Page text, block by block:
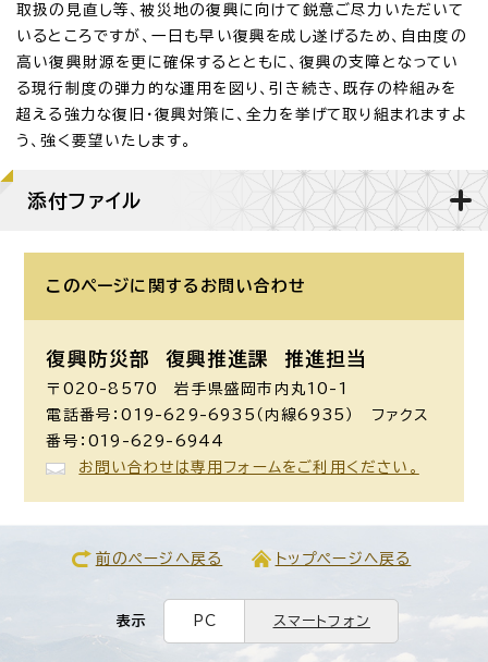
取扱の見直し等、被災地の復興に向けて鋭意ご尽力いただいて
いるところですが、一日も早い復興を成し遂げるため、自由度の
高い復興財源を更に確保するとともに、復興の支障となってい
る現行制度の弾力的な運用を図り、引き続き、既存の枠組みを
超える強力な復旧・復興対策に、全力を挙げて取り組まれますよ
う、強く要望いたします。
添付ファイル
このページに関する お問い合わせ
復興防災部 復興推進課 推進担当
〒020-8570 岩手県盛岡市内丸10-1
電話番号：019-629-6935（内線6935） ファクス
番号：019-629-6944
お問い合わせは専用フォームをご利用ください。
前のページへ戻る トップページへ戻る
表示 PC スマートフォン